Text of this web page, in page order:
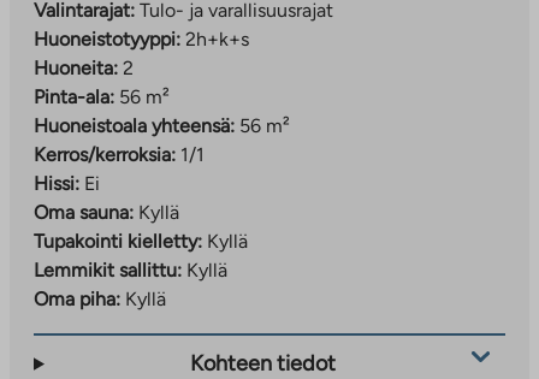
Valintarajat: Tulo- ja varallisuusrajat
Huoneistotyyppi: 2h+k+s
Huoneita: 2
Pinta-ala: 56 m²
Huoneistoala yhteensä: 56 m²
Kerros/kerroksia: 1/1
Hissi: Ei
Oma sauna: Kyllä
Tupakointi kielletty: Kyllä
Lemmikit sallittu: Kyllä
Oma piha: Kyllä
Kohteen tiedot